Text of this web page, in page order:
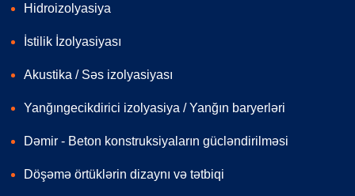
Hidroizolyasiya
İstilik İzolyasiyası
Akustika / Səs izolyasiyası
Yanğıngecikdirici izolyasiya / Yanğın baryerləri
Dəmir - Beton konstruksiyaların gücləndirilməsi
Döşəmə örtüklərin dizaynı və tətbiqi